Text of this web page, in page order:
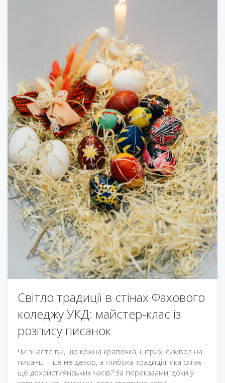
Світло традиції в стінах Фахового
коледжу УКД: майстер-клас із
розпису писанок
Чи знаєте ви, що кожна крапочка, штрих, символ на
писанці – це не декор, а глибока традиція, яка сягає
ще дохристиянських часів? За переказами, доки у